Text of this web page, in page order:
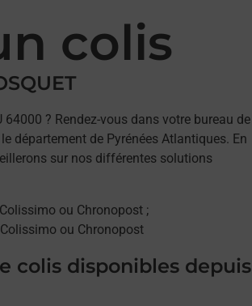
colis
? Rendez-vous dans votre bureau de
département de Pyrénées Atlantiques. En
sur nos différentes solutions
ou Chronopost ;
ou Chronopost
colis disponibles depuis